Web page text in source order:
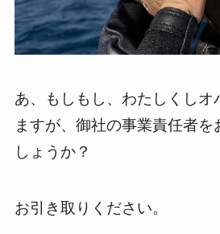
あ、もしもし、わたしくしオ
ますが、御社の事業責任者
しょうか？
お引き取りください。